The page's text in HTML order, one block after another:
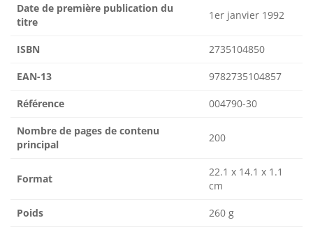
Date de première publication du
titre
1er janvier 1992
ISBN 2735104850
EAN-13 9782735104857
Référence 004790-30
Nombre de pages de contenu
principal
200
Format
22.1 x 14.1 x 1.1
cm
Poids 260 g